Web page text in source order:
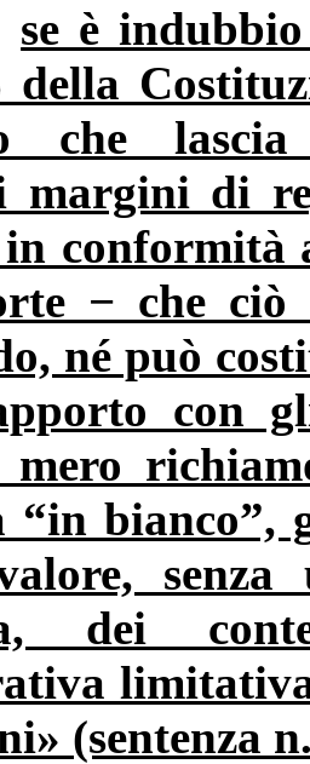
se è
della
che lascia
margini di
conformità
− che
né può
con
“in bianco”,
senza
dei
(sentenza